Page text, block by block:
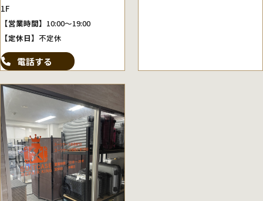
1F
【営業時間】 10:00～19:00
【定休日】 不定休
電話する